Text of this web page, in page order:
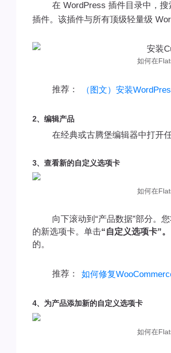
在 WordPress 插件目录中，搜
插件。该插件与所有顶级轻量级
如何在
推荐： （图文）安装
2、编辑产品
在经典或古腾堡编辑器中打开任
3、查看新的自定义选项卡
如何在
向下滚动到“产品数据”部分。您
的新选项卡。单击“自定义选项卡”。
的。
推荐： 如何修复
4、为产品添加新的自定义选项卡
如何在